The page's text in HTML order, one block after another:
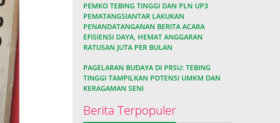
PEMKO TEBING TINGGI DAN PLN UP3
PEMATANGSIANTAR LAKUKAN
PENANDATANGANAN BERITA ACARA
EFISIENSI DAYA, HEMAT ANGGARAN
RATUSAN JUTA PER BULAN
PAGELARAN BUDAYA DI PRSU: TEBING
TINGGI TAMPILKAN POTENSI UMKM DAN
KERAGAMAN SENI
Berita Terpopuler